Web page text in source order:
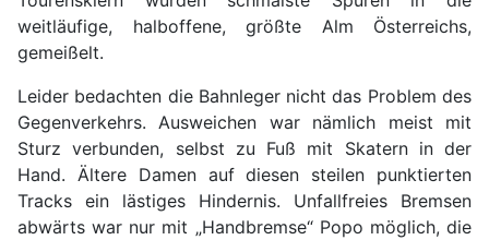
weitläufige, halboffene, größte Alm Österreichs,
gemeißelt.
Leider bedachten die Bahnleger nicht das Problem des
Gegenverkehrs. Ausweichen war nämlich meist mit
Sturz verbunden, selbst zu Fuß mit Skatern in der
Hand. Ältere Damen auf diesen steilen punktierten
Tracks ein lästiges Hindernis. Unfallfreies Bremsen
abwärts war nur mit „Handbremse“ Popo möglich, die